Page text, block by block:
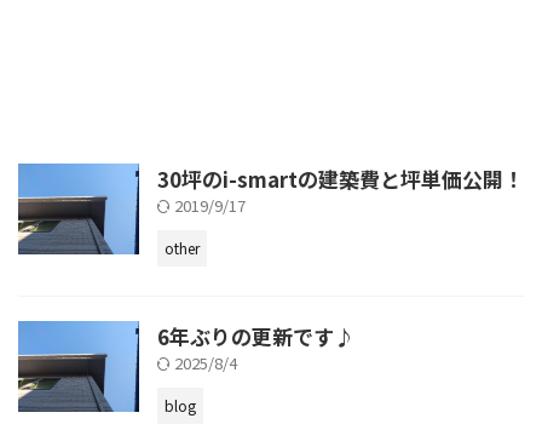
30坪のi-smartの建築費と坪単価公開！
2019/9/17
other
6年ぶりの更新です♪
2025/8/4
blog